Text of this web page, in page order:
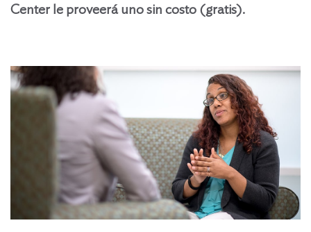
Center le proveerá uno sin costo (gratis).